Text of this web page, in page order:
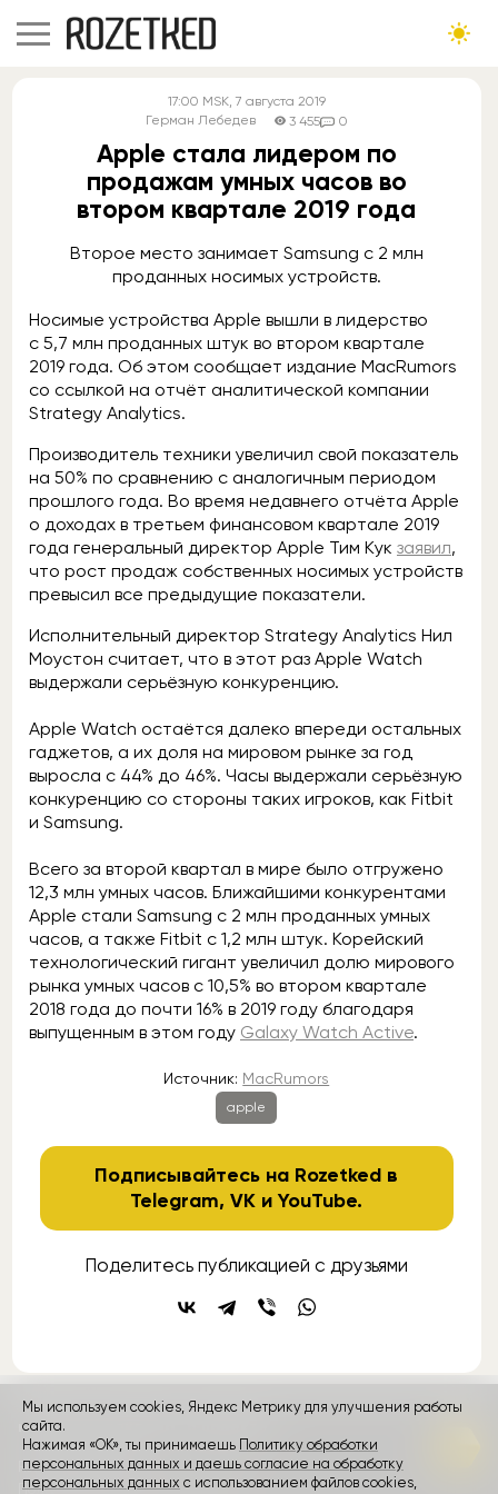
17:00 MSK, 7 августа 2019
Герман Лебедев
3 455 0
Apple стала лидером по
продажам умных часов во
втором квартале 2019 года
Второе место занимает Samsung с 2 млн
проданных носимых устройств.
Носимые устройства Apple вышли в лидерство
с 5,7 млн проданных штук во втором квартале
2019 года. Об этом сообщает издание MacRumors
со ссылкой на отчёт аналитической компании
Strategy Analytics.
Производитель техники увеличил свой показатель
на 50% по сравнению с аналогичным периодом
прошлого года. Во время недавнего отчёта Apple
о доходах в третьем финансовом квартале 2019
года генеральный директор Apple Тим Кук заявил,
что рост продаж собственных носимых устройств
превысил все предыдущие показатели.
Исполнительный директор Strategy Analytics Нил
Моустон считает, что в этот раз Apple Watch
выдержали серьёзную конкуренцию.
Apple Watch остаётся далеко впереди остальных
гаджетов, а их доля на мировом рынке за год
выросла с 44% до 46%. Часы выдержали серьёзную
конкуренцию со стороны таких игроков, как Fitbit
и Samsung.
Всего за второй квартал в мире было отгружено
12,3 млн умных часов. Ближайшими конкурентами
Apple стали Samsung с 2 млн проданных умных
часов, а также Fitbit с 1,2 млн штук. Корейский
технологический гигант увеличил долю мирового
рынка умных часов с 10,5% во втором квартале
2018 года до почти 16% в 2019 году благодаря
выпущенным в этом году Galaxy Watch Active.
Источник: MacRumors
apple
Подписывайтесь на Rozetked в
Telegram,VK иYouTube.
Поделитесь публикацией с друзьями
контакты
Rozetked © 2026
Пользовательское соглашение
Мы используем cookies, Яндекс Метрику для улучшения работы
сайта.
Нажимая «ОК», ты принимаешь Политику обработки
персональных данных и даешь согласие на обработку
персональных данных с использованием файлов cookies,